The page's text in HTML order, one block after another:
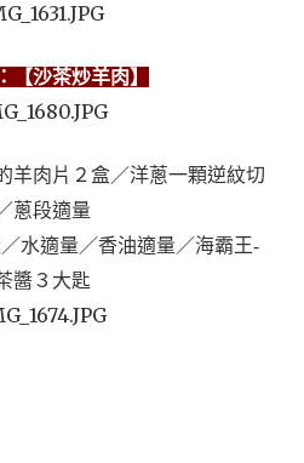
【沙茶炒羊肉】
羊肉片２盒／洋蔥一顆逆紋切
蔥段適量
水適量／香油適量／海霸王-
醬３大匙